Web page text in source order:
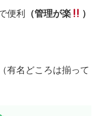
便利
（管理が楽 ）
有名どころは揃って